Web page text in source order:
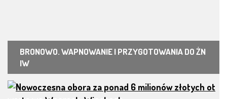
BRONOWO. WAPNOWANIE I PRZYGOTOWANIA DO ŻN
IW